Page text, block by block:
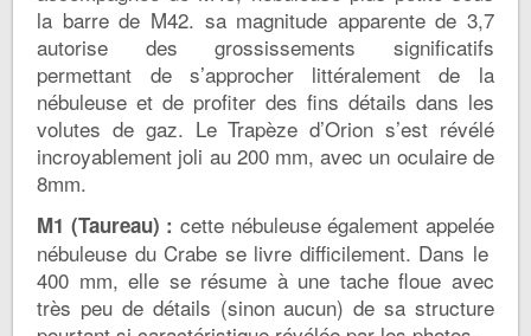
la barre de M42. sa magnitude apparente de 3,7
autorise des grossissements significatifs
permettant de s’approcher littéralement de la
nébuleuse et de profiter des fins détails dans les
volutes de gaz. Le Trapèze d’Orion s’est révélé
incroyablement joli au 200 mm, avec un oculaire de
8mm.
M1 (Taureau) : cette nébuleuse également appelée
nébuleuse du Crabe se livre difficilement. Dans le
400 mm, elle se résume à une tache floue avec
très peu de détails (sinon aucun) de sa structure